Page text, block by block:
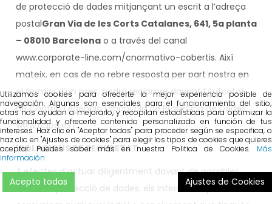
de protecció de dades mitjançant un escrit a l’adreça
postalGran Via de les Corts Catalanes, 641, 5a planta
– 08010 Barcelonao a través del canal
www.corporate-line.com/cnormativo-cobertis. Així
mateix, en cas de no rebre resposta per part nostra en
el termini d’un mes, podrà reclamar davant l’Autoritat
de Control (Agència Espanyola de Protecció de Dades:
www.agpd.es).
VIOLACIONS DE SEGURETAT
A efectes d’actuar diligentment davant de possibles
riscos de protecció de dades, els interessats podran
Utilizamos cookies para ofrecerte la mejor experiencia posible de
navegación. Algunas son esenciales para el funcionamiento del sitio;
otras nos ayudan a mejorarlo, y recopilan estadísticas para optimizar la
funcionalidad y ofrecerte contenido personalizado en función de tus
intereses. Haz clic en "Aceptar todas" para proceder según se especifica, o
haz clic en "Ajustes de cookies" para elegir los tipos de cookies que quieres
aceptar. Puedes saber más en nuestra Politica de Cookies. Más
información
Acepto todas Ajustes de Cookies